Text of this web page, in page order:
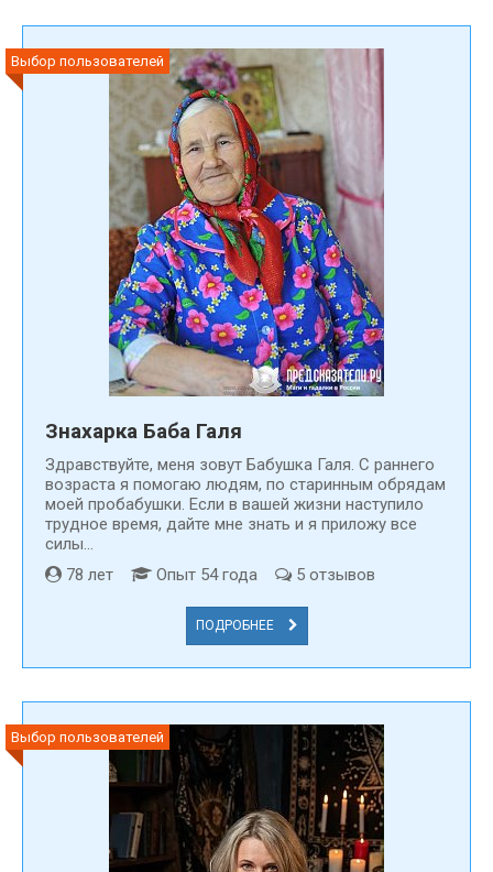
Выбор пользователей
Знахарка Баба Галя
Здравствуйте, меня зовут Бабушка Галя. С раннего
возраста я помогаю людям, по старинным обрядам
моей пробабушки. Если в вашей жизни наступило
трудное время, дайте мне знать и я приложу все
силы...
78 лет
Опыт 54 года 5 отзывов
ПОДРОБНЕЕ
Выбор пользователей